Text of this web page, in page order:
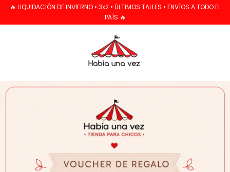
🔥 LIQUIDACIÓN DE INVIERNO • 3x2 • ÚLTIMOS TALLES • ENVÍOS A TODO EL
PAÍS 🔥